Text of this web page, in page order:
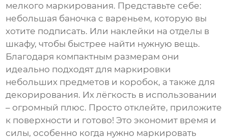
мелкого маркирования. Представьте себе:
небольшая баночка с вареньем, которую вы
хотите подписать. Или наклейки на отделы в
шкафу, чтобы быстрее найти нужную вещь.
Благодаря компактным размерам они
идеально подходят для маркировки
небольших предметов и коробок, а также для
декорирования. Их лёгкость в использовании
– огромный плюс. Просто отклейте, приложите
к поверхности и готово! Это экономит время и
силы, особенно когда нужно маркировать